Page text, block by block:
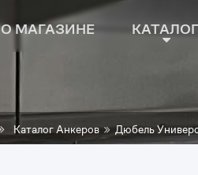
О МАГАЗИНЕ КАТАЛОГ
Каталог Анкеров Дюбель